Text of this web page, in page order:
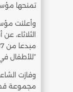
تمنحها مؤسسة عبد
وأعلنت
للأطفال في الفئة العمرية 9-12 سنة”
مجموعة